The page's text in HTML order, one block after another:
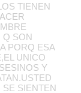
TIENEN
Q SON
PORQ ESA
UNICO
Y
SE SIENTEN